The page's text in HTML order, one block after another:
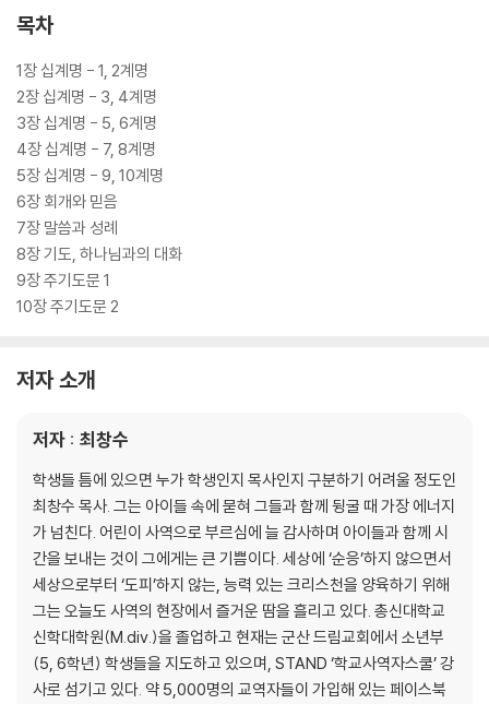
목차
1장 십계명 - 1, 2계명
2장 십계명 - 3, 4계명
3장 십계명 - 5, 6계명
4장 십계명 - 7, 8계명
5장 십계명 - 9, 10계명
6장 회개와 믿음
7장 말씀과 성례
8장 기도, 하나님과의 대화
9장 주기도문 1
10장 주기도문 2
저자 소개
저자 : 최창수
학생들 틈에 있으면 누가 학생인지 목사인지 구분하기 어려울 정도인
최창수 목사. 그는 아이들 속에 묻혀 그들과 함께 뒹굴 때 가장 에너지
가 넘친다. 어린이 사역으로 부르심에 늘 감사하며 아이들과 함께 시
간을 보내는 것이 그에게는 큰 기쁨이다. 세상에 ‘순응’하지 않으면서
세상으로부터 ‘도피’하지 않는, 능력 있는 크리스천을 양육하기 위해
그는 오늘도 사역의 현장에서 즐거운 땀을 흘리고 있다. 총신대학교
신학대학원(M.div.)을 졸업하고 현재는 군산 드림교회에서 소년부
(5, 6학년) 학생들을 지도하고 있으며, STAND ‘학교사역자스쿨’ 강
사로 섬기고 있다. 약 5,000명의 교역자들이 가입해 있는 페이스북